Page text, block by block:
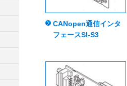
CANopen通信インタ
フェースSI-S3